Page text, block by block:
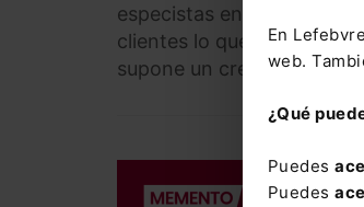
En
web.
¿Qué
Puedes
Puedes
especistas en todas las
clientes lo que ha valido
supone un crecimiento